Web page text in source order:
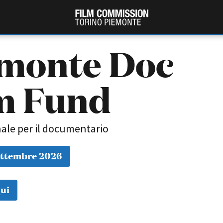
PRODUCTION GUIDE
Doc
Fund
per il documentario
2026